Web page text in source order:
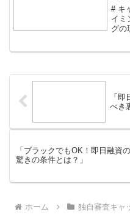
# キ
イミ
グの
は
利
「
べき
「ブラックでもOK！即日融資
驚きの条件とは？」
ホーム 独自審査キャ